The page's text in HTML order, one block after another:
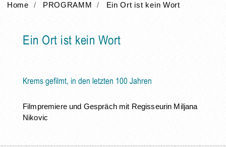
Home PROGRAMM Ein Ort ist kein Wort
Ein Ort ist kein Wort
Krems gefilmt, in den letzten 100 Jahren
Filmpremiere und Gespräch mit Regisseurin Miljana
Nikovic